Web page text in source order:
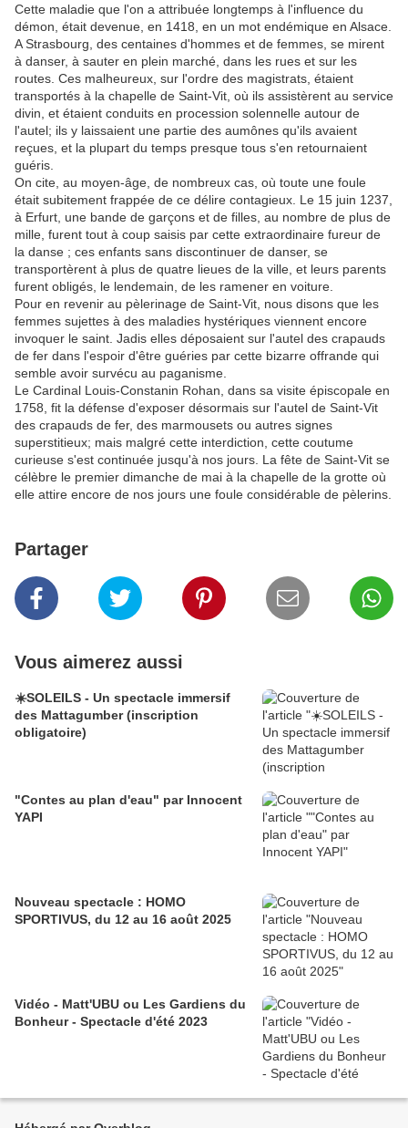
Cette maladie que l'on a attribuée longtemps à l'influence du
démon, était devenue, en 1418, en un mot endémique en Alsace.
A Strasbourg, des centaines d'hommes et de femmes, se mirent
à danser, à sauter en plein marché, dans les rues et sur les
routes. Ces malheureux, sur l'ordre des magistrats, étaient
transportés à la chapelle de Saint-Vit, où ils assistèrent au service
divin, et étaient conduits en procession solennelle autour de
l'autel; ils y laissaient une partie des aumônes qu'ils avaient
reçues, et la plupart du temps presque tous s'en retournaient
guéris.
On cite, au moyen-âge, de nombreux cas, où toute une foule
était subitement frappée de ce délire contagieux. Le 15 juin 1237,
à Erfurt, une bande de garçons et de filles, au nombre de plus de
mille, furent tout à coup saisis par cette extraordinaire fureur de
la danse ; ces enfants sans discontinuer de danser, se
transportèrent à plus de quatre lieues de la ville, et leurs parents
furent obligés, le lendemain, de les ramener en voiture.
Pour en revenir au pèlerinage de Saint-Vit, nous disons que les
femmes sujettes à des maladies hystériques viennent encore
invoquer le saint. Jadis elles déposaient sur l'autel des crapauds
de fer dans l'espoir d'être guéries par cette bizarre offrande qui
semble avoir survécu au paganisme.
Le Cardinal Louis-Constanin Rohan, dans sa visite épiscopale en
1758, fit la défense d'exposer désormais sur l'autel de Saint-Vit
des crapauds de fer, des marmousets ou autres signes
superstitieux; mais malgré cette interdiction, cette coutume
curieuse s'est continuée jusqu'à nos jours. La fête de Saint-Vit se
célèbre le premier dimanche de mai à la chapelle de la grotte où
elle attire encore de nos jours une foule considérable de pèlerins.
Partager
Vous aimerez aussi
☀️SOLEILS - Un spectacle immersif
des Mattagumber (inscription
obligatoire)
"Contes au plan d'eau" par Innocent
YAPI
Nouveau spectacle : HOMO
SPORTIVUS, du 12 au 16 août 2025
Vidéo - Matt'UBU ou Les Gardiens du
Bonheur - Spectacle d'été 2023